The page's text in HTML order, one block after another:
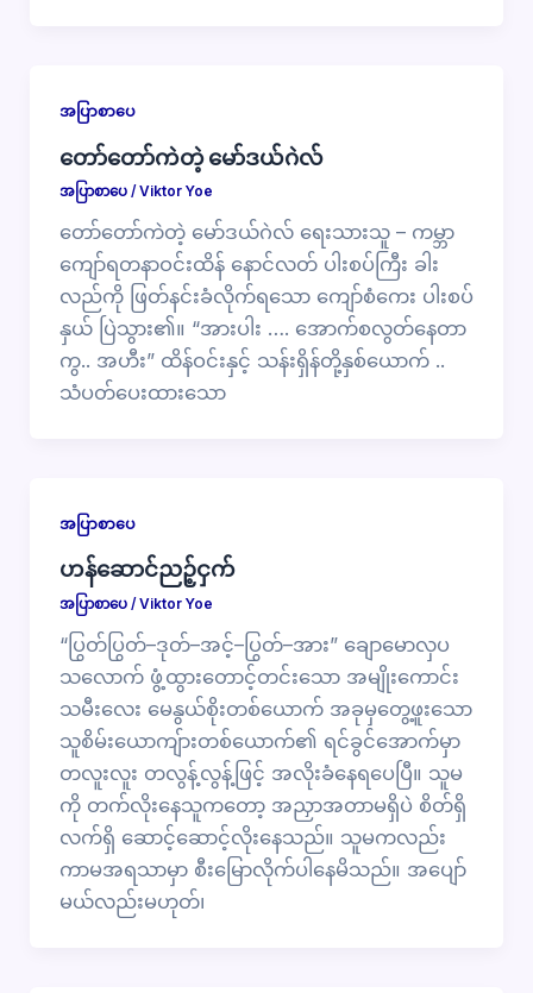
အပြာစာပေ
တော်တော်ကဲတဲ့ မော်ဒယ်ဂဲလ်
အပြာစာပေ/ Viktor Yoe
တော်တော်ကဲတဲ့ မော်ဒယ်ဂဲလ် ရေးသားသူ – ကမ္ဘာ
ကျော်ရတနာဝင်းထိန် နောင်လတ် ပါးစပ်ကြီး ခါး
လည်ကို ဖြတ်နင်းခံလိုက်ရသော ကျော်စံကေး ပါးစပ်
နှယ် ပြဲသွား၏။ “အားပါး …. အောက်စလွတ်နေတာ
ကွ.. အဟီး” ထိန်ဝင်းနှင့် သန်းရှိန်တို့နှစ်ယောက် ..
သံပတ်ပေးထားသော
အပြာစာပေ
ဟန်ဆောင်ညဉ့်ငှက်
အပြာစာပေ/ Viktor Yoe
“ပြွတ်ပြွတ်–ဒုတ်–အင့်–ပြွတ်–အား” ချောမောလှပ
သလောက် ဖွံ့ထွားတောင့်တင်းသော အမျိုးကောင်း
သမီးလေး မေနွယ်စိုးတစ်ယောက် အခုမှတွေ့ဖူးသော
သူစိမ်းယောကျ်ားတစ်ယောက်၏ ရင်ခွင်အောက်မှာ
တလူးလူး တလွန့်လွန့်ဖြင့် အလိုးခံနေရပေပြီ။ သူမ
ကို တက်လိုးနေသူကတော့ အညှာအတာမရှိပဲ စိတ်ရှိ
လက်ရှိ ဆောင့်ဆောင့်လိုးနေသည်။ သူမကလည်း
ကာမအရသာမှာ စီးမြောလိုက်ပါနေမိသည်။ အပျော်
မယ်လည်းမဟုတ်၊